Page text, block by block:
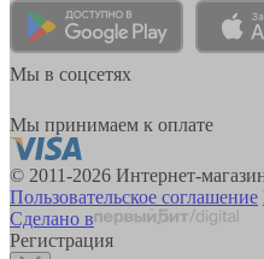
Мы в соцсетях
Мы принимаем к оплате
© 2011-2026 Интернет-
Пользовательское соглашение
Сделано в
Регистрация